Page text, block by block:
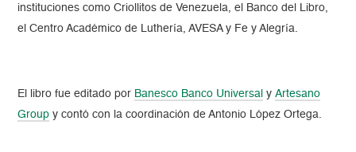
instituciones como Criollitos de Venezuela, el Banco del Libro,
el Centro Académico de Luthería, AVESA y Fe y Alegría.
El libro fue editado por Banesco Banco Universal yArtesano
Group y contó con la coordinación de Antonio López Ortega.